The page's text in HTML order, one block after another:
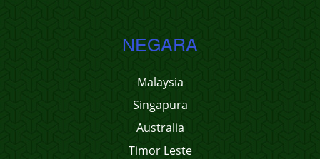
NEGARA
Malaysia
Singapura
Australia
Timor Leste